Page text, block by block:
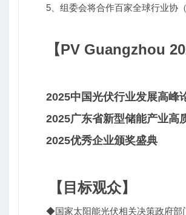
5、组委会将合作百家全球行业协
【PV Guangzhou
2025中国光伏行业发展高峰
2025广东省新型储能产业高
2025优秀企业颁奖盛典
【 目标观众】
◆国家太阳能光伏相关决策政府部